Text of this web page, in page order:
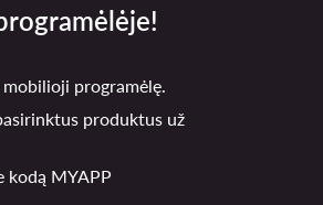
programėlę.
produktus už
kodą MYAPP